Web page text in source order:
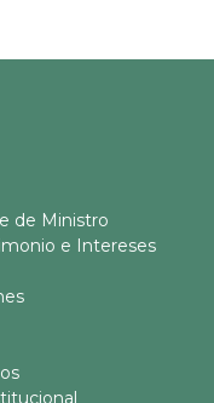
de Ministro
e Intereses